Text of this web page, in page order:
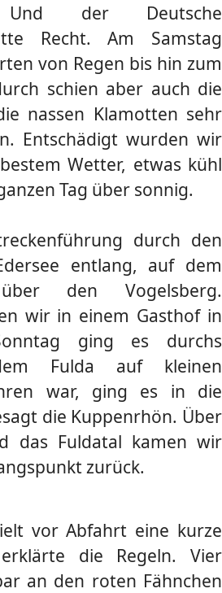
Und der Deutsche
Recht. Am Samstag
von Regen bis hin zum
schien aber auch die
nassen Klamotten sehr
Entschädigt wurden wir
Wetter, etwas kühl
Tag über sonnig.
durch den
entlang, auf dem
den Vogelsberg.
wir in einem Gasthof in
ging es durchs
Fulda auf kleinen
war, ging es in die
die Kuppenrhön. Über
das Fuldatal kamen wir
zurück.
vor Abfahrt eine kurze
die Regeln. Vier
an den roten Fähnchen